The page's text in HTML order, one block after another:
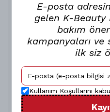
Merythod
Tint ile
Dudaklara
Canli pigmentleri lüks
ürünü mü ariyorsunuz?
dudaklarinizin kusursuz ve
saglayin!
Gün Boyu
Uzun Ömürlü
E-posta
gelen K-Beauty
bakım
kampanyaları ve
ilk siz
Kullanım Koşullarını